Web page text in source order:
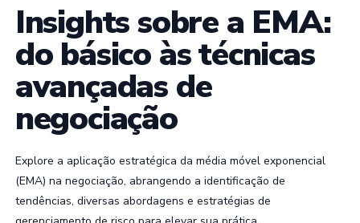
Insights sobre a EMA:
do básico às técnicas
avançadas de
negociação
Explore a aplicação estratégica da média móvel exponencial
(EMA) na negociação, abrangendo a identificação de
tendências, diversas abordagens e estratégias de